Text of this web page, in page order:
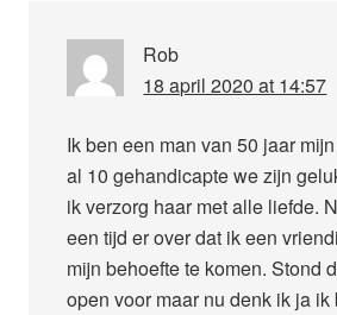
Rob
18 april 2020 at 14:57
Ik ben een man van 50 jaar
al 10 gehandicapte we zijn
ik verzorg haar met alle liefde.
een tijd er over dat ik een
mijn behoefte te komen. Stond
open voor maar nu denk ik ja ik